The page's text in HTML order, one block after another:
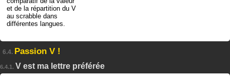
et de la répartition du V
au scrabble dans
différentes langues.
6.4. Passion V !
6.4.1. V est ma lettre préférée